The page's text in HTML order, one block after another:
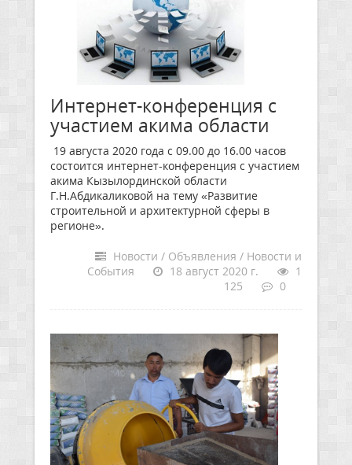
Интернет-конференция с
участием акима области
19 августа 2020 года с 09.00 до 16.00 часов
состоится интернет-конференция с участием
акима Кызылординской области
Г.Н.Абдикаликовой на тему «Развитие
строительной и архитектурной сферы в
регионе».
Новости / Объявления / Новости и
События
18 август 2020 г.
1
125
0